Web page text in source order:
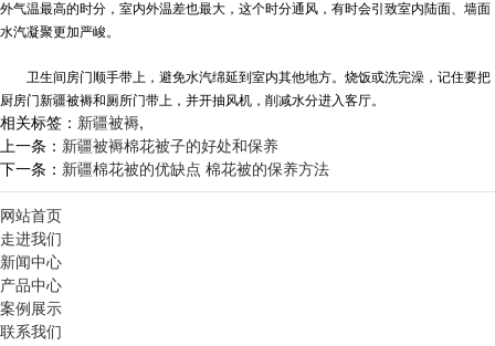
外气温最高的时分，室内外温差也最大，这个时分通风，有时会引致室内陆面、墙面
水汽凝聚更加严峻。
卫生间房门顺手带上，避免水汽绵延到室内其他地方。烧饭或洗完澡，记住要把
厨房门新疆被褥和厕所门带上，并开抽风机，削减水分进入客厅。
相关标签： 新疆被褥,
上一条： 新疆被褥棉花被子的好处和保养
下一条： 新疆棉花被的优缺点 棉花被的保养方法
网站首页
走进我们
新闻中心
产品中心
案例展示
联系我们